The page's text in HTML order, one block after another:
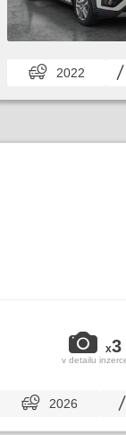
2022
x3
v detailu
2026